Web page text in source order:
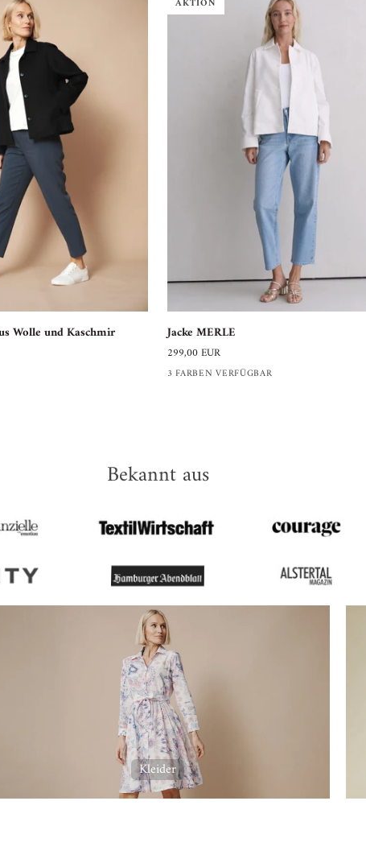
Wolle und Kaschmir
AKTION
Jacke
MERLE
Jacke MERLE
299,00 EUR
3 FARBEN VERFÜGBAR
Bekannt aus
Kleider